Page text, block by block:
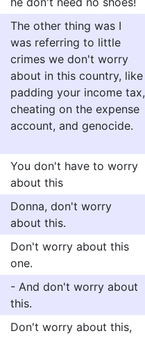
The other thing was I
was referring to little
crimes we don't worry
about in this country, like
padding your income tax,
cheating on the expense
account, and genocide.
You don't have to worry
about this
Donna, don't worry
about this.
Don't worry about this
one.
- And don't worry about
this.
Don't worry about this,